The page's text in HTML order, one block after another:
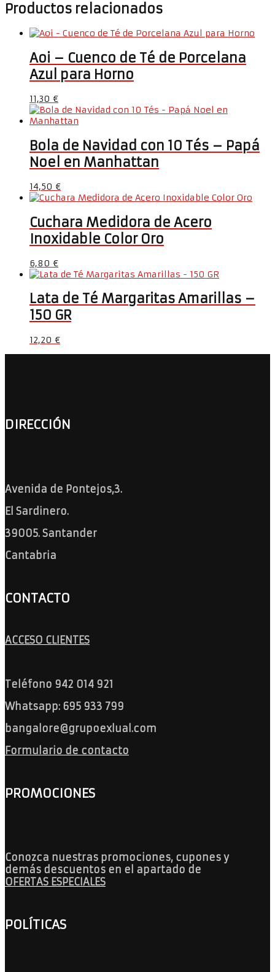
Productos relacionados
Aoi – Cuenco de Té de Porcelana
Azul para Horno
11,30€
Bola de Navidad con 10 Tés – Papá
Noel en Manhattan
14,50€
Cuchara Medidora de Acero
Inoxidable Color Oro
6,80€
Lata de Té Margaritas Amarillas –
150 GR
12,20€
DIRECCIÓN
Avenida de Pontejos,3.
El Sardinero.
39005. Santander
Cantabria
CONTACTO
ACCESO CLIENTES
Teléfono 942 014 921
Whatsapp: 695 933 799
bangalore@grupoexlual.com
Formulario de contacto
PROMOCIONES
Conozca nuestras promociones, cupones y
demás descuentos en el apartado de
OFERTAS ESPECIALES
POLÍTICAS